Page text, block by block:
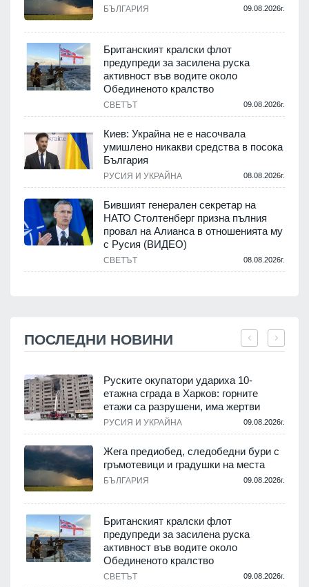
БЪЛГАРИЯ 09.08.2026г.
Британският кралски флот
предупреди за засилена руска
активност във водите около
Обединеното кралство
СВЕТЪТ 09.08.2026г.
Киев: Украйна не е насочвала
умишлено никакви средства в посока
България
РУСИЯ И УКРАЙНА 08.08.2026г.
Бившият генерален секретар на
НАТО Столтенберг призна пълния
провал на Алианса в отношенията му
с Русия (ВИДЕО)
СВЕТЪТ 08.08.2026г.
ПОСЛЕДНИ НОВИНИ
Руските окупатори удариха 10-
етажна сграда в Харков: горните
етажи са разрушени, има жертви
РУСИЯ И УКРАЙНА 09.08.2026г.
Жега предиобед, следобедни бури с
гръмотевици и градушки на места
БЪЛГАРИЯ 09.08.2026г.
Британският кралски флот
предупреди за засилена руска
активност във водите около
Обединеното кралство
СВЕТЪТ 09.08.2026г.